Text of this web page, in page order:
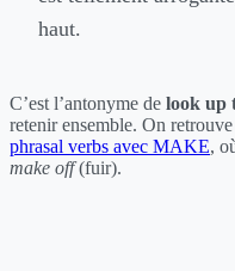
haut.
C’est l’antonyme de look up
retenir ensemble. On
phrasal verbs avec MAKE,
make off(fuir).